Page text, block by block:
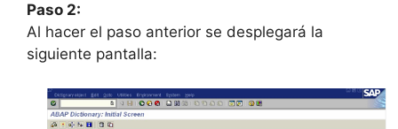
Paso 2:
Al hacer el paso anterior se desplegará la
siguiente pantalla: